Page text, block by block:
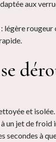
aux
légère rougeur
et isolée.
un jet de froid
secondes à